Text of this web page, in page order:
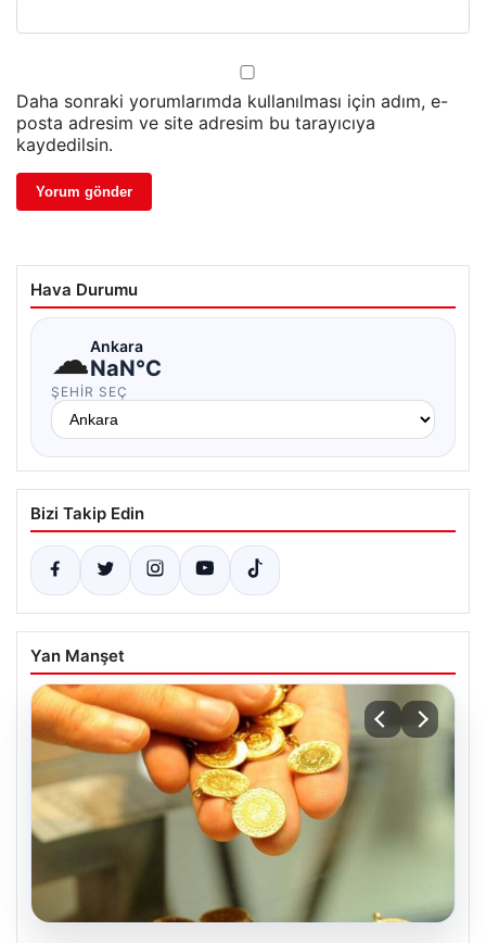
Daha sonraki yorumlarımda kullanılması için adım, e-
posta adresim ve site adresim bu tarayıcıya
kaydedilsin.
Hava Durumu
☁Ankara
NaN°C
ŞEHIR SEÇ
Bizi Takip Edin
Yan Manşet